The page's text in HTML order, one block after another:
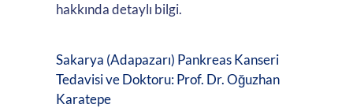
hakkında detaylı bilgi.
Sakarya (Adapazarı) Pankreas Kanseri
Tedavisi ve Doktoru: Prof. Dr. Oğuzhan
Karatepe